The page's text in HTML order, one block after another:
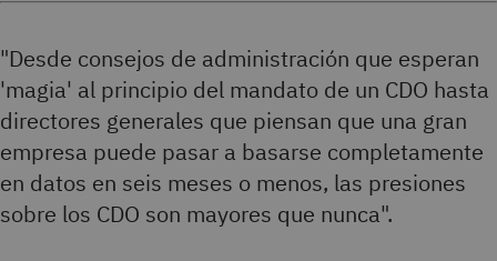
"Desde consejos de administración que esperan
'magia' al principio del mandato de un CDO hasta
directores generales que piensan que una gran
empresa puede pasar a basarse completamente
en datos en seis meses o menos, las presiones
sobre los CDO son mayores que nunca".